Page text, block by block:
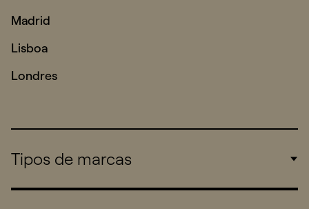
Madrid
Lisboa
Londres
Tipos de marcas